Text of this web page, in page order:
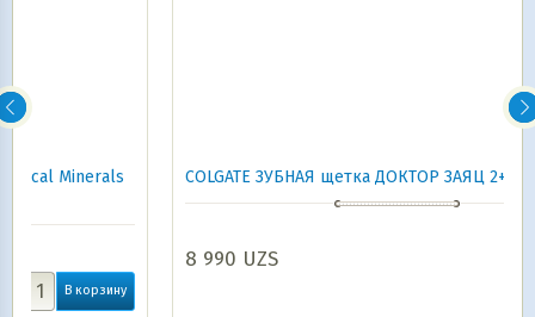
COLGATE ЗУБНАЯ щетка ДОКТОР ЗАЯЦ 2+